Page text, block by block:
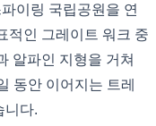
이링 국립공원을 연
적인 그레이트 워크 중
알파인 지형을 거쳐
동안 이어지는 트레
니다.